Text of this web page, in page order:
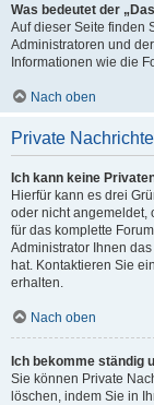
Was bedeutet der
Auf dieser Seite finden
Administratoren und
Informationen wie die
Nach oben
Private
Ich kann keine
Hierfür kann es drei
oder nicht angemeldet,
für das komplette
Administrator Ihnen
hat. Kontaktieren Sie
erhalten.
Nach oben
Ich bekomme ständig
Sie können Private
löschen, indem Sie in